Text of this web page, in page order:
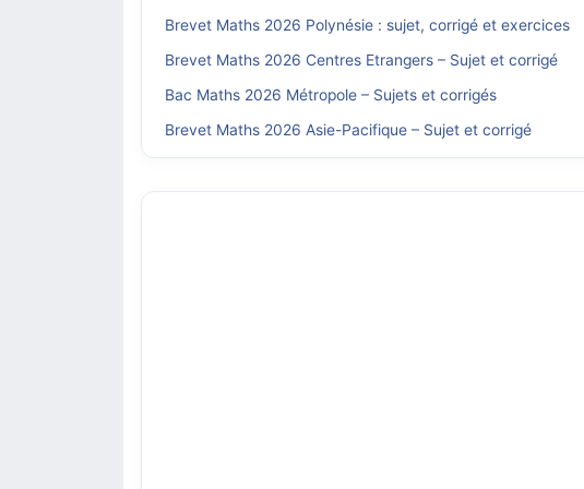
Brevet Maths 2026 Polynésie : sujet, corrigé et exercices
Brevet Maths 2026 Centres Etrangers – Sujet et corrigé
Bac Maths 2026 Métropole – Sujets et corrigés
Brevet Maths 2026 Asie-Pacifique – Sujet et corrigé